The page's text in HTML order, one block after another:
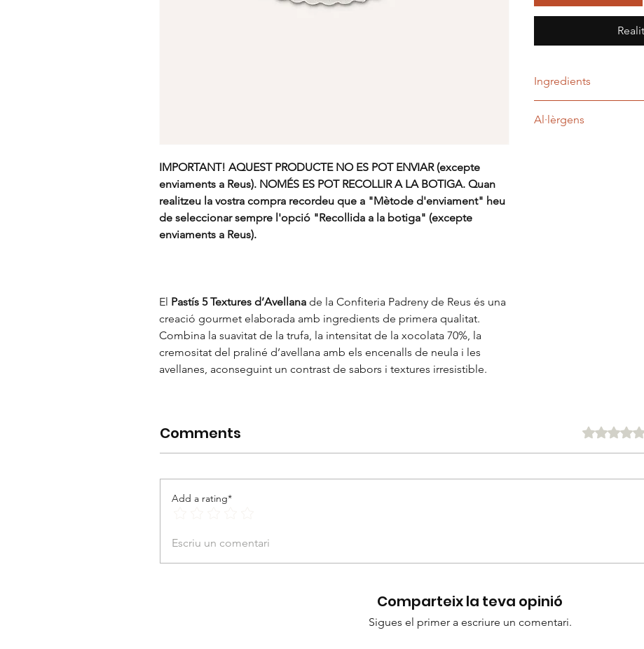
IMPORTANT! AQUEST PRODUCTE NO ES POT ENVIAR (excepte
enviaments a Reus). NOMÉS ES POT RECOLLIR A LA BOTIGA. Quan
realitzeu la vostra compra recordeu que a "Mètode d'enviament" heu
de seleccionar sempre l'opció "Recollida a la botiga" (excepte
enviaments a Reus).
El Pastís 5 Textures d’Avellana de la Confiteria Padreny de Reus és una
creació gourmet elaborada amb ingredients de primera qualitat.
Combina la suavitat de la trufa, la intensitat de la xocolata 70%, la
cremositat del praliné d’avellana amb els encenalls de neula i les
avellanes, aconseguint un contrast de sabors i textures irresistible.
Ingredients
cacau, xocolata amb
Al·lèrgens
Comments Puntuat amb 0 de
Add a rating*
Escriu un comentari
Comparteix la teva opinió
Sigues el primer a escriure un comentari.